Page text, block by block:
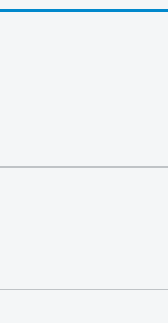
так писать об